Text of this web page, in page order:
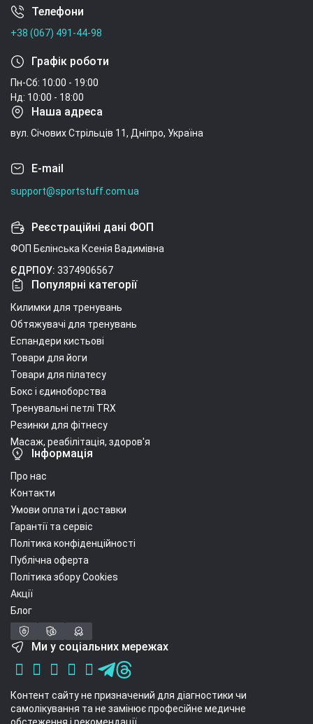
Умови угоди
Телефони
+38 (067) 491-44-98
Графік роботи
Пн-Сб: 10:00 - 19:00
Нд: 10:00 - 18:00
Наша адреса
вул. Січових Стрільців 11, Дніпро, Україна
E-mail
support@sportstuff.com.ua
Реєстраційні дані ФОП
ФОП Бєлінська Ксенія Вадимівна
ЄДРПОУ: 3374906567
Популярні категорії
Килимки для тренувань
Обтяжувачі для тренувань
Еспандери кистьові
Товари для йоги
Товари для пілатесу
Бокс і єдиноборства
Тренувальні петлі TRX
Резинки для фітнесу
Масаж, реабілітація, здоров'я
Інформація
Про нас
Контакти
Умови оплати і доставки
Гарантії та сервіс
Політика конфіденційності
Публічна оферта
Політика збору Cookies
Акції
Блог
Ми у соціальних мережах
Контент сайту не призначений для діагностики чи
самолікування та не замінює професійне медичне